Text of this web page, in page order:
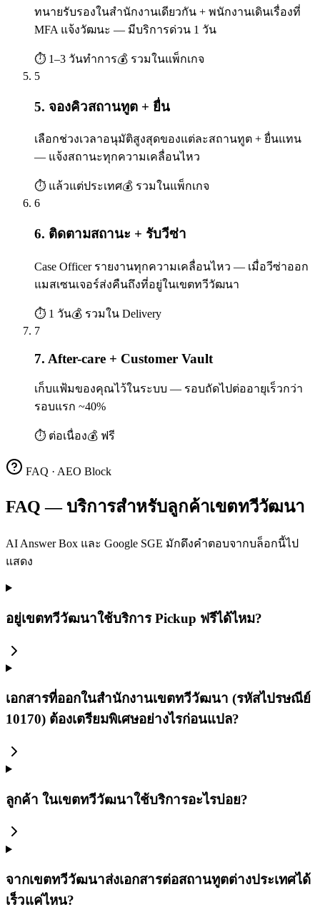
ทนายรับรองในสำนักงานเดียวกัน + พนักงานเดินเรื่องที่
MFA แจ้งวัฒนะ — มีบริการด่วน 1 วัน
⏱ 1–3 วันทำการ💰 รวมในแพ็กเกจ
5
5. จองคิวสถานทูต + ยื่น
เลือกช่วงเวลาอนุมัติสูงสุดของแต่ละสถานทูต + ยื่นแทน
— แจ้งสถานะทุกความเคลื่อนไหว
⏱ แล้วแต่ประเทศ💰 รวมในแพ็กเกจ
6
6. ติดตามสถานะ + รับวีซ่า
Case Officer รายงานทุกความเคลื่อนไหว — เมื่อวีซ่าออก
แมสเซนเจอร์ส่งคืนถึงที่อยู่ในเขตทวีวัฒนา
⏱ 1 วัน💰 รวมใน Delivery
7
7. After-care + Customer Vault
เก็บแฟ้มของคุณไว้ในระบบ — รอบถัดไปต่ออายุเร็วกว่า
รอบแรก ~40%
⏱ ต่อเนื่อง💰 ฟรี
FAQ · AEO Block
FAQ — บริการสำหรับลูกค้าเขตทวีวัฒนา
AI Answer Box และ Google SGE มักดึงคำตอบจากบล็อกนี้ไป
แสดง
อยู่เขตทวีวัฒนาใช้บริการ Pickup ฟรีได้ไหม?
เอกสารที่ออกในสำนักงานเขตทวีวัฒนา (รหัสไปรษณีย์
10170) ต้องเตรียมพิเศษอย่างไรก่อนแปล?
ลูกค้า ในเขตทวีวัฒนาใช้บริการอะไรบ่อย?
จากเขตทวีวัฒนาส่งเอกสารต่อสถานทูตต่างประเทศได้
เร็วแค่ไหน?